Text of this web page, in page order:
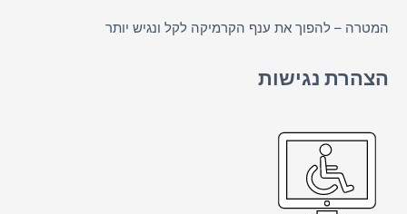
המטרה – להפוך את ענף הקרמיקה לקל ונגיש יותר
הצהרת נגישות